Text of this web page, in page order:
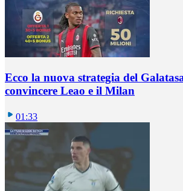
Ecco la nuova strategia del
convincere Leao e il Milan
01:33